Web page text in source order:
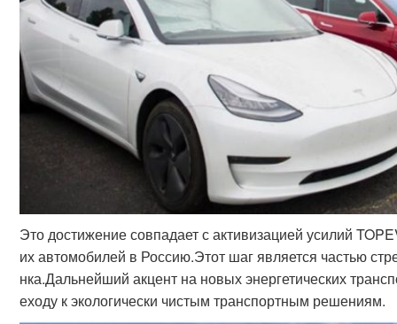
Это достижение совпадает с активизацией усилий
их автомобилей в Россию.Этот шаг является частью
нка.Дальнейший акцент на новых энергетических
еходу к экологически чистым транспортным решениям.